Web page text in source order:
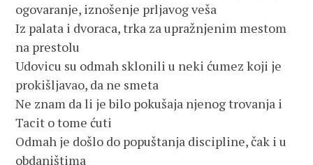
ogovaranje, iznošenje prljavog veša
Iz palata i dvoraca, trka za upražnjenim mestom
na prestolu
Udovicu su odmah sklonili u neki ćumez koji je
prokišljavao, da ne smeta
Ne znam da li je bilo pokušaja njenog trovanja i
Tacit o tome ćuti
Odmah je došlo do popuštanja discipline, čak i u
obdaništima